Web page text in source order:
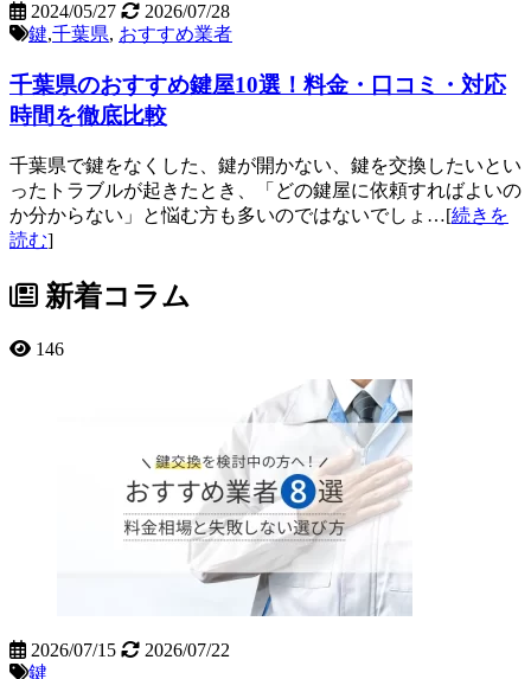
2024/05/27
2026/07/28
鍵,千葉県, おすすめ業者
千葉県のおすすめ鍵屋10選！料金・口コミ・対応
時間を徹底比較
千葉県で鍵をなくした、鍵が開かない、鍵を交換したいとい
ったトラブルが起きたとき、「どの鍵屋に依頼すればよいの
か分からない」と悩む方も多いのではないでしょ…[続きを
読む]
新着コラム
146
2026/07/15
2026/07/22
鍵